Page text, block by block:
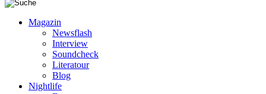
Magazin
Newsflash
Interview
Soundcheck
Literatour
Blog
Nightlife